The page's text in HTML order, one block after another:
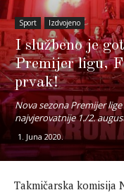
Sport Izdvojeno
I službeno je
Premijer ligu,
prvak!
Nova sezona Premijer
najvjerovatnije 1./2.
1. Juna 2020.
Takmičarska komisija